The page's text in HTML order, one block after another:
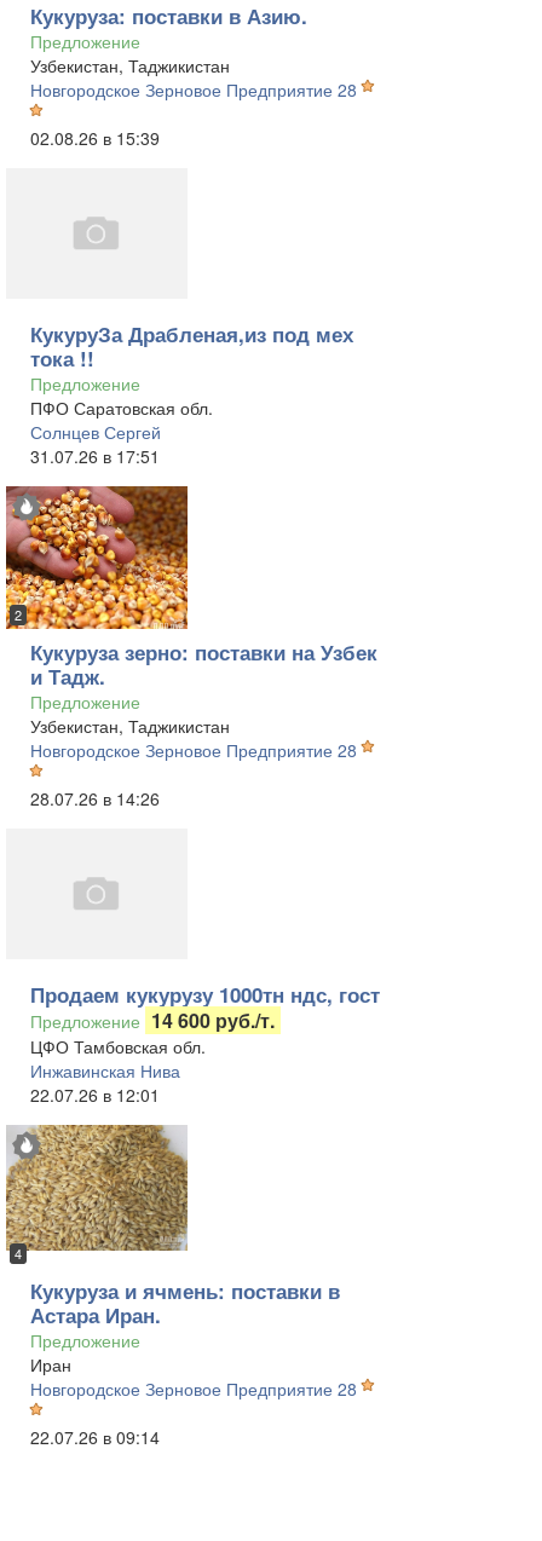
Кукуруза: поставки в Азию.
Предложение
Узбекистан, Таджикистан
Новгородское Зерновое Предприятие 28
02.08.26 в 15:39
КукуруЗа Драбленая,из под мех
тока !!
Предложение
ПФО Саратовская обл.
Солнцев Сергей
31.07.26 в 17:51
2
Кукуруза зерно: поставки на Узбек
и Тадж.
Предложение
Узбекистан, Таджикистан
Новгородское Зерновое Предприятие 28
28.07.26 в 14:26
Продаем кукурузу 1000тн ндс, гост
Предложение 14 600 руб./т.
ЦФО Тамбовская обл.
Инжавинская Нива
22.07.26 в 12:01
4
Кукуруза и ячмень: поставки в
Астара Иран.
Предложение
Иран
Новгородское Зерновое Предприятие 28
22.07.26 в 09:14